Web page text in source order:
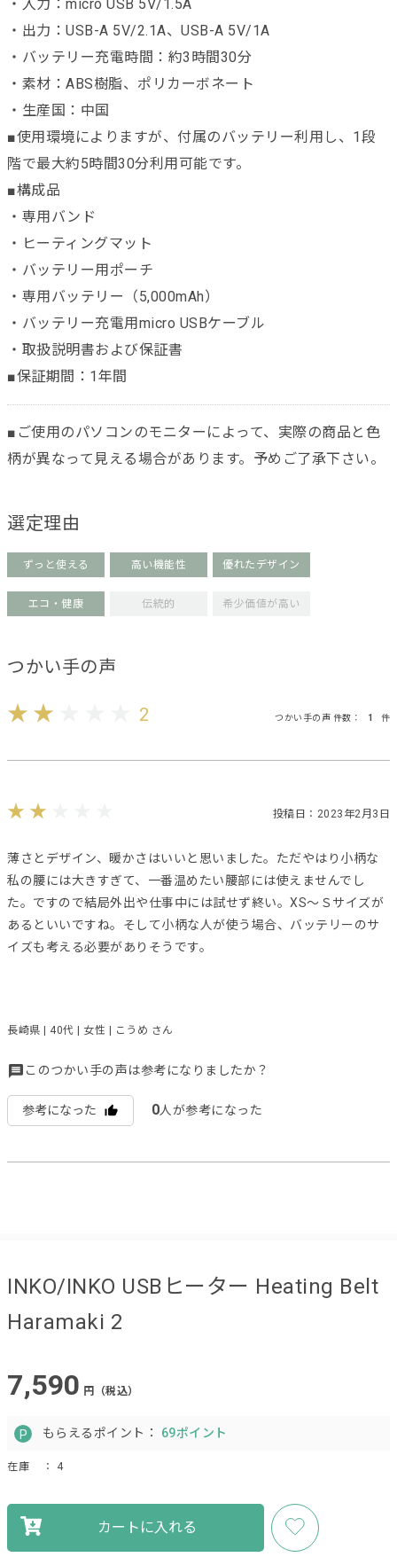
・入力：micro USB 5V/1.5A
・出力：USB-A 5V/2.1A、USB-A 5V/1A
・バッテリー充電時間：約3時間30分
・素材：ABS樹脂、ポリカーボネート
・生産国：中国
■使用環境によりますが、付属のバッテリー利用し、1段
階で最大約5時間30分利用可能です。
■構成品
・専用バンド
・ヒーティングマット
・バッテリー用ポーチ
・専用バッテリー（5,000mAh）
・バッテリー充電用micro USBケーブル
・取扱説明書および保証書
■保証期間：1年間
■ご使用のパソコンのモニターによって、実際の商品と色
柄が異なって見える場合があります。予めご了承下さい。
選定理由
ずっと使える 高い機能性 優れたデザイン
エコ・健康 伝統的 希少価値が高い
つかい手の声
2 つかい手の声 件数： 1 件
投稿日：2023年2月3日
薄さとデザイン、暖かさはいいと思いました。ただやはり小柄な
私の腰には大きすぎて、一番温めたい腰部には使えませんでし
た。ですので結局外出や仕事中には試せず終い。XS〜Ｓサイズが
あるといいですね。そして小柄な人が使う場合、バッテリーのサ
イズも考える必要がありそうです。
長崎県 | 40代 | 女性 | こうめ さん
このつかい手の声は参考になりましたか？
参考になった 0人が参考になった
INKO/INKO USBヒーター Heating Belt
Haramaki 2
7,590 円（税込）
もらえるポイント： 69ポイント
在庫 ： 4
カートに入れる